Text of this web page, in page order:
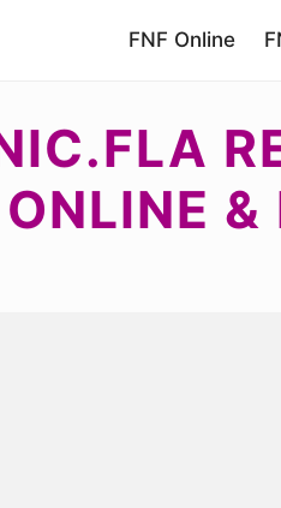
FNF Online
ONLINE &